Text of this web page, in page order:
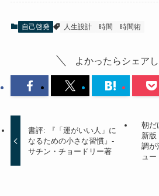
自己啓発 人生設計 時間 時間術
よかったらシェアし
書評: 『「運がいい人」に
なるための小さな習慣』-
サチン・チョードリー著
朝だ
新版
調が
ュー